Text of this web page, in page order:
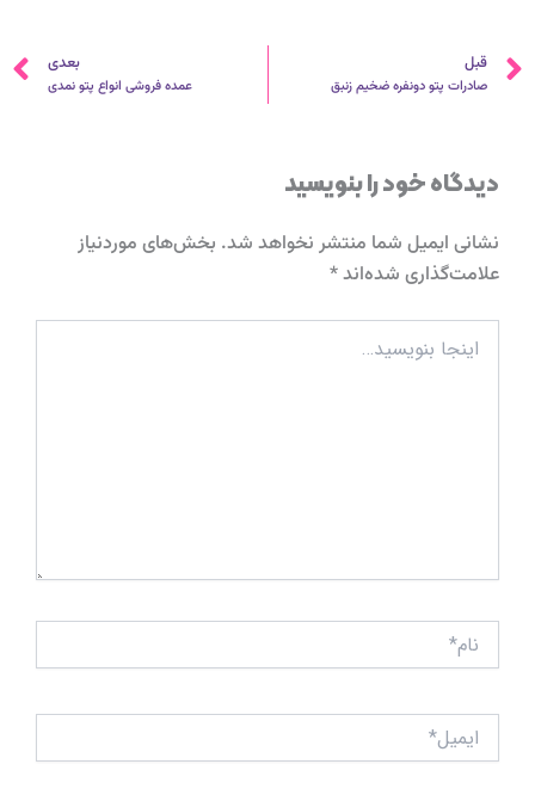
قبلی
قبل
صادرات پتو دونفره ضخیم زنبق
بعدی
عمده فروشی انواع پتو نمدی
دیدگاه‌ خود را بنویسید
نشانی ایمیل شما منتشر نخواهد شد. بخش‌های موردنیاز
علامت‌گذاری شده‌اند*
بنویسید…
ایمیل*